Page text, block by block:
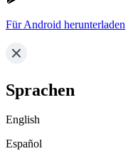
Für Android herunterladen
Sprachen
English
Español